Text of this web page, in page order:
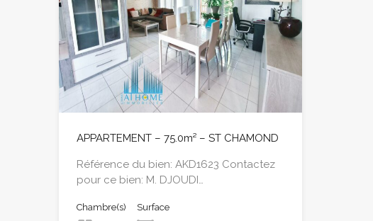
APPARTEMENT – 75.0m² – ST CHAMOND
Référence du bien: AKD1623 Contactez
pour ce bien: M. DJOUDI…
Chambre(s)
Surface